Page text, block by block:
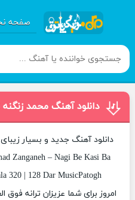
صفحه
دانلود آهنگ محمد
دانلود آهنگ جدید و بسیار
Zanganeh – Nagi Be Kasi Ba
320 | 128 Dar MusicPatogh
امروز برای شما عزیزان ترانه